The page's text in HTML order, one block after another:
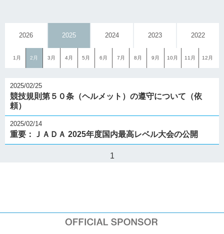
2026 2025 2024 2023 2022
1月 2月 3月 4月 5月 6月 7月 8月 9月 10月 11月 12月
2025/02/25
競技規則第５０条（ヘルメット）の遵守について（依
頼）
2025/02/14
重要：ＪＡＤＡ 2025年度国内最高レベル大会の公開
1